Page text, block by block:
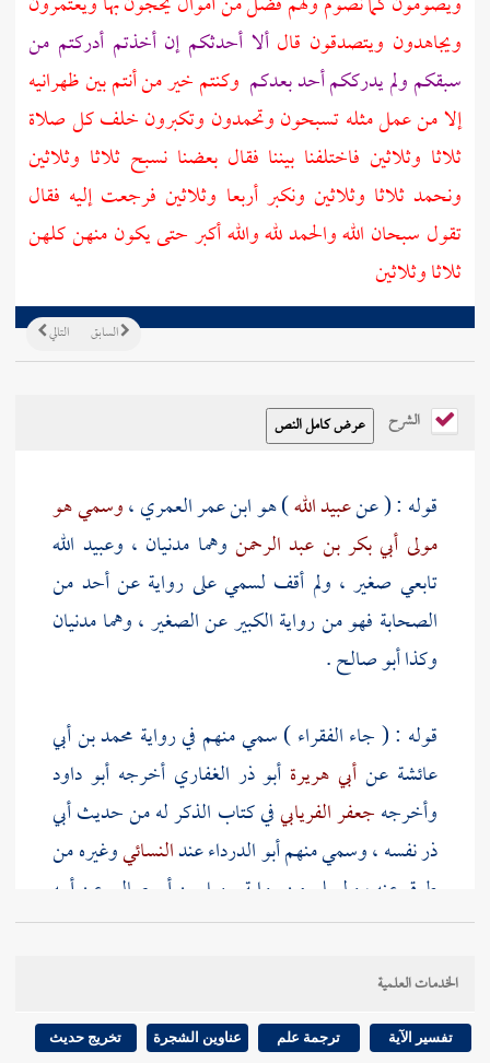
ويجاهدون ويتصدقون قالألا أحدثكم إن أخذتم أدركتم من
سبقكم ولم يدرككم أحد بعدكم وكنتم خير من أنتم بين ظهرانيه
إلا من عمل مثله تسبحون وتحمدون وتكبرون خلف كل صلاة
ثلاثا وثلاثين فاختلفنا بيننا فقال بعضنا نسبح ثلاثا وثلاثين
ونحمد ثلاثا وثلاثين ونكبر أربعا وثلاثين فرجعت إليه فقال
تقول سبحان الله والحمد لله والله أكبر حتى يكون منهن كلهن
ثلاثا وثلاثين
التالي السابق
الشرح
قوله : ( عنعبيد الله) هو ابن عمر العمري ،وسمي هو
مولى أبي بكر بن عبد الرحمن وهما مدنيان ، وعبيد الله
تابعي صغير ، ولم أقف لسميعلى رواية عن أحد من
الصحابة فهو من رواية الكبير عن الصغير ، وهما مدنيان
وكذاأبو صالح.
قوله : ( جاء الفقراء ) سمي منهم في رواية محمد بن أبي
عائشةعن أبي هريرة أبو ذر الغفاريأخرجه أبو داود
وأخرجهجعفر الفريابيفي كتاب الذكر له من حديثأبي
ذرنفسه ، وسمي منهمأبو الدرداءعندالنسائيوغيره من
طرق عنه ،ولمسلم من رواية سهيل بن أبي صالح عن أبيه
عنأبي هريرةأنهم قالوا : " يا رسول الله " فذكر الحديث
، والظاهر أن
بن ثابت
وهذا يمكن أن يقال فيه إن زيد بن ثابتكان منهم ، ولا
الخدمات العلمية
تفسير الآية ترجمة علم عناوين الشجرة تخريج حديث